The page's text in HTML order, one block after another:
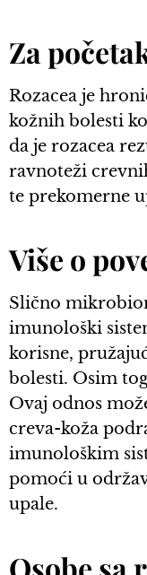
Za
Rozacea je
kožnih bolesti
da je rozacea
ravnoteži
te prekomerne
Više o
Slično
imunološki
korisne,
bolesti. Osim
Ovaj odnos
creva-koža
imunološkim
pomoći u
upale.
Osobe sa